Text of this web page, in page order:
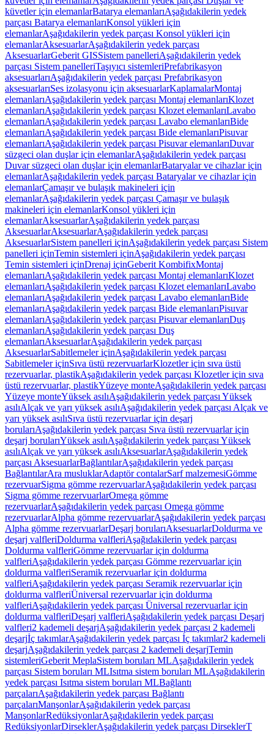
küvetler için elemanlarBatarya elemanlarıAşağıdakilerin yedek
parçası Batarya elemanlarıKonsol yükleri için
elemanlarAşağıdakilerin yedek parçası Konsol yükleri için
elemanlarAksesuarlarAşağıdakilerin yedek parçası
AksesuarlarGeberit GISSistem panelleriAşağıdakilerin yedek
parçası Sistem panelleriTaşıyıcı sistemleriPrefabrikasyon
aksesuarlarıAşağıdakilerin yedek parçası Prefabrikasyon
aksesuarlarıSes izolasyonu için aksesuarlarKaplamalarMontaj
elemanlarıAşağıdakilerin yedek parçası Montaj elemanlarıKlozet
elemanlarıAşağıdakilerin yedek parçası Klozet elemanlarıLavabo
elemanlarıAşağıdakilerin yedek parçası Lavabo elemanlarıBide
elemanlarıAşağıdakilerin yedek parçası Bide elemanlarıPisuvar
elemanlarıAşağıdakilerin yedek parçası Pisuvar elemanlarıDuvar
süzgeci olan duşlar için elemanlarAşağıdakilerin yedek parçası
Duvar süzgeci olan duşlar için elemanlarBataryalar ve cihazlar için
elemanlarAşağıdakilerin yedek parçası Bataryalar ve cihazlar için
elemanlarÇamaşır ve bulaşık makineleri için
elemanlarAşağıdakilerin yedek parçası Çamaşır ve bulaşık
makineleri için elemanlarKonsol yükleri için
elemanlarAksesuarlarAşağıdakilerin yedek parçası
AksesuarlarAksesuarlarAşağıdakilerin yedek parçası
AksesuarlarSistem panelleri içinAşağıdakilerin yedek parçası Sistem
panelleri içinTemin sistemleri içinAşağıdakilerin yedek parçası
Temin sistemleri içinDrenaj içinGeberit KombifixMontaj
elemanlarıAşağıdakilerin yedek parçası Montaj elemanlarıKlozet
elemanlarıAşağıdakilerin yedek parçası Klozet elemanlarıLavabo
elemanlarıAşağıdakilerin yedek parçası Lavabo elemanlarıBide
elemanlarıAşağıdakilerin yedek parçası Bide elemanlarıPisuvar
elemanlarıAşağıdakilerin yedek parçası Pisuvar elemanlarıDuş
elemanlarıAşağıdakilerin yedek parçası Duş
elemanlarıAksesuarlarAşağıdakilerin yedek parçası
AksesuarlarSabitlemeler içinAşağıdakilerin yedek parçası
Sabitlemeler içinSıva üstü rezervuarlarKlozetler için sıva üstü
rezervuarlar, plastikAşağıdakilerin yedek parçası Klozetler için sıva
üstü rezervuarlar, plastikYüzeye monteAşağıdakilerin yedek parçası
Yüzeye monteYüksek asılıAşağıdakilerin yedek parçası Yüksek
asılıAlçak ve yarı yüksek asılıAşağıdakilerin yedek parçası Alçak ve
yarı yüksek asılıSıva üstü rezervuarlar için deşarj
borularıAşağıdakilerin yedek parçası Sıva üstü rezervuarlar için
deşarj borularıYüksek asılıAşağıdakilerin yedek parçası Yüksek
asılıAlçak ve yarı yüksek asılıAksesuarlarAşağıdakilerin yedek
parçası AksesuarlarBağlantılarAşağıdakilerin yedek parçası
BağlantılarAra musluklarAdaptör contalarSarf malzemesiGömme
rezervuarSigma gömme rezervuarlarAşağıdakilerin yedek parçası
Sigma gömme rezervuarlarOmega gömme
rezervuarlarAşağıdakilerin yedek parçası Omega gömme
rezervuarlarAlpha gömme rezervuarlarAşağıdakilerin yedek parçası
Alpha gömme rezervuarlarDeşarj borularıAksesuarlarDoldurma ve
deşarj valfleriDoldurma valfleriAşağıdakilerin yedek parçası
Doldurma valfleriGömme rezervuarlar için doldurma
valfleriAşağıdakilerin yedek parçası Gömme rezervuarlar için
doldurma valfleriSeramik rezervuarlar için doldurma
valfleriAşağıdakilerin yedek parçası Seramik rezervuarlar için
doldurma valfleriÜniversal rezervuarlar için doldurma
valfleriAşağıdakilerin yedek parçası Üniversal rezervuarlar için
doldurma valfleriDeşarj valfleriAşağıdakilerin yedek parçası Deşarj
valfleri2 kademeli deşarjAşağıdakilerin yedek parçası 2 kademeli
deşarjİç takımlarAşağıdakilerin yedek parçası İç takımlar2 kademeli
deşarjAşağıdakilerin yedek parçası 2 kademeli deşarjTemin
sistemleriGeberit MeplaSistem boruları MLAşağıdakilerin yedek
parçası Sistem boruları MLIsıtma sistem boruları MLAşağıdakilerin
yedek parçası Isıtma sistem boruları MLBağlantı
parçalarıAşağıdakilerin yedek parçası Bağlantı
parçalarıManşonlarAşağıdakilerin yedek parçası
ManşonlarRedüksiyonlarAşağıdakilerin yedek parçası
RedüksiyonlarDirseklerAşağıdakilerin yedek parçası DirseklerT